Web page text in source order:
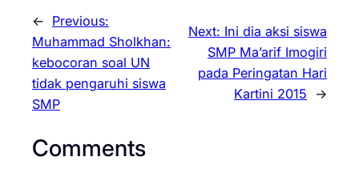
← Previous:
Muhammad Sholkhan:
kebocoran soal UN
tidak pengaruhi siswa
SMP
Next: Ini dia aksi siswa
SMP Ma’arif Imogiri
pada Peringatan Hari
Kartini 2015
→
Comments